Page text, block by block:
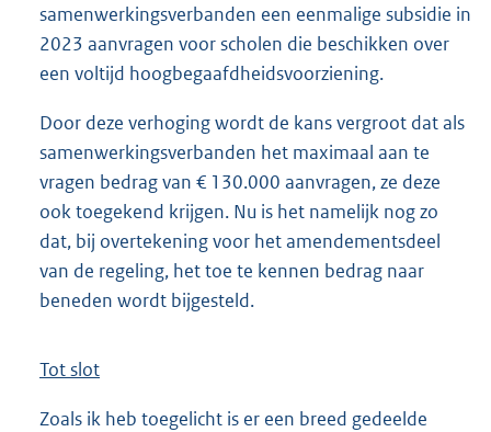
samenwerkingsverbanden een eenmalige subsidie in
2023 aanvragen voor scholen die beschikken over
een voltijd hoogbegaafdheidsvoorziening.
Door deze verhoging wordt de kans vergroot dat als
samenwerkingsverbanden het maximaal aan te
vragen bedrag van € 130.000 aanvragen, ze deze
ook toegekend krijgen. Nu is het namelijk nog zo
dat, bij overtekening voor het amendementsdeel
van de regeling, het toe te kennen bedrag naar
beneden wordt bijgesteld.
Tot slot
Zoals ik heb toegelicht is er een breed gedeelde